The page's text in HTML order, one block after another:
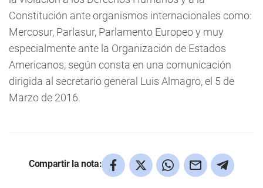
Constitución ante organismos internacionales como:
Mercosur, Parlasur, Parlamento Europeo y muy
especialmente ante la Organización de Estados
Americanos, según consta en una comunicación
dirigida al secretario general Luis Almagro, el 5 de
Marzo de 2016.
Compartir la nota: